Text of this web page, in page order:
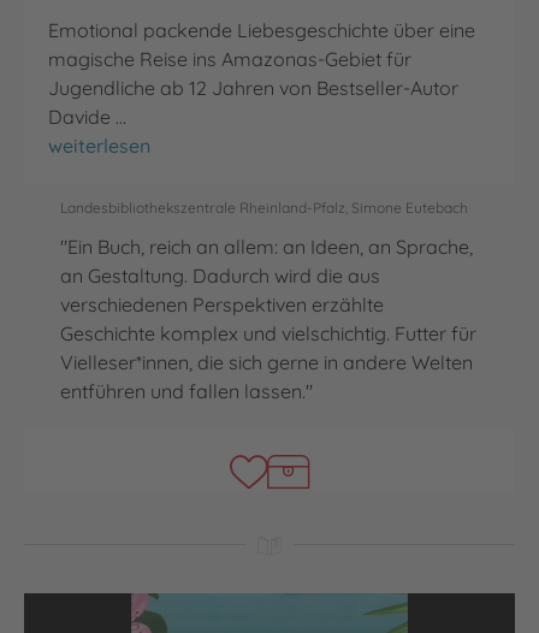
Emotional packende Liebesgeschichte über eine
magische Reise ins Amazonas-Gebiet für
Jugendliche ab 12 Jahren von Bestseller-Autor
Davide …
Der Ruf des Schamanen
weiterlesen
Landesbibliothekszentrale Rheinland-Pfalz, Simone Eutebach
"Ein Buch, reich an allem: an Ideen, an Sprache,
an Gestaltung. Dadurch wird die aus
verschiedenen Perspektiven erzählte
Geschichte komplex und vielschichtig. Futter für
Vielleser*innen, die sich gerne in andere Welten
entführen und fallen lassen."
Video abspielen